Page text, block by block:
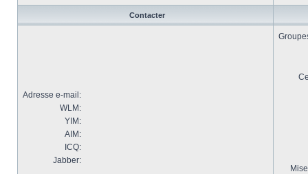
Contacter
Adresse e-mail:
WLM:
YIM:
AIM:
ICQ:
Jabber: